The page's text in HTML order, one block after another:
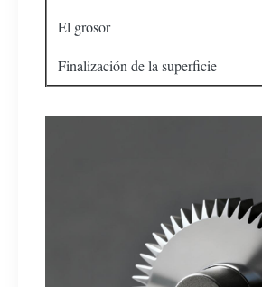
El grosor
Finalización de la superficie